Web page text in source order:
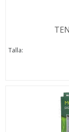
Talla: